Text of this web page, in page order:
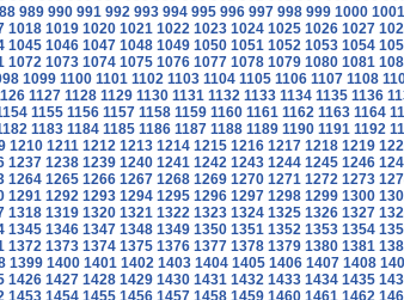
989 990 991 992 993 994 995 996 997 998 999 1000 1001
1018 1019 1020 1021 1022 1023 1024 1025 1026 1027
1045 1046 1047 1048 1049 1050 1051 1052 1053 1054
1072 1073 1074 1075 1076 1077 1078 1079 1080 1081
1099 1100 1101 1102 1103 1104 1105 1106 1107 1108
1127 1128 1129 1130 1131 1132 1133 1134 1135 1136
1155 1156 1157 1158 1159 1160 1161 1162 1163 1164
1183 1184 1185 1186 1187 1188 1189 1190 1191 1192
1210 1211 1212 1213 1214 1215 1216 1217 1218 1219
1237 1238 1239 1240 1241 1242 1243 1244 1245 1246
1264 1265 1266 1267 1268 1269 1270 1271 1272 1273
1291 1292 1293 1294 1295 1296 1297 1298 1299 1300
1318 1319 1320 1321 1322 1323 1324 1325 1326 1327
1345 1346 1347 1348 1349 1350 1351 1352 1353 1354
1372 1373 1374 1375 1376 1377 1378 1379 1380 1381
1399 1400 1401 1402 1403 1404 1405 1406 1407 1408
1426 1427 1428 1429 1430 1431 1432 1433 1434 1435
1453 1454 1455 1456 1457 1458 1459 1460 1461 1462